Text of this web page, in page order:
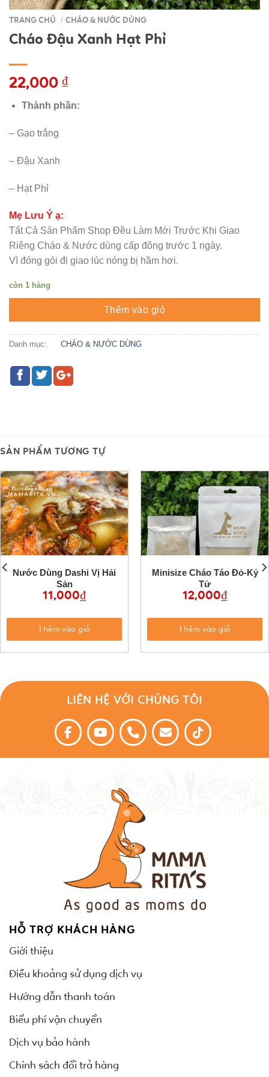
TRANG CHỦ / CHÁO & NƯỚC DÙNG
Cháo Đậu Xanh Hạt Phỉ
22,000 ₫
Thành phần:
– Gạo trắng
– Đậu Xanh
– Hạt Phỉ
Mẹ Lưu Ý ạ:
Tất Cả Sản Phẩm Shop Đều Làm Mới Trước Khi Giao
Riêng Cháo & Nước dùng cấp đông trước 1 ngày.
Vì đóng gói đi giao lúc nóng bị hầm hơi.
còn 1 hàng
Thêm vào giỏ
Danh mục: CHÁO & NƯỚC DÙNG
SẢN PHẨM TƯƠNG TỰ
Nước Dùng Dashi Vị Hải
Sản
11,000₫
Thêm vào giỏ
Minisize Cháo Táo Đỏ-Kỷ
Tử
12,000₫
Thêm vào giỏ
LIÊN HỆ VỚI CHÚNG TÔI
HỖ TRỢ KHÁCH HÀNG
Giới thiệu
Điều khoảng sử dụng dịch vụ
Hướng dẫn thanh toán
Biểu phí vận chuyển
Dịch vụ bảo hành
Chính sách đổi trả hàng